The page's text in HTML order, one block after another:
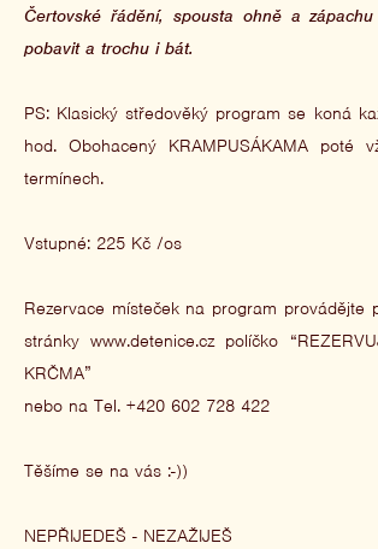
Čertovské řádění, spousta ohně a
pobavit a trochu i bát.
PS: Klasický středověký program se koná
hod. Obohacený KRAMPUSÁKAMA poté
termínech.
Vstupné: 225 Kč /os
Rezervace místeček na program provádějte
stránky www.detenice.cz políčko
KRČMA”
nebo na Tel. +420 602 728 422
Těšíme se na vás :-))
NEPŘIJEDEŠ - NEZAŽIJEŠ